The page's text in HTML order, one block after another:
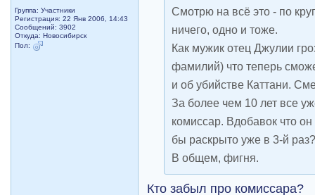
Группа: Участники
Регистрация: 22 Янв 2006, 14:43
Сообщений: 3902
Откуда: Новосибирск
Пол:
Смотрю на всё это - по
ничего, одно и тоже.
Как мужик отец Джулии
фамилий) что теперь
и об убийстве Каттани.
За более чем 10 лет все
комиссар. Вдобавок что
бы раскрыто уже в 3-й
В общем, фигня.
Кто забыл про комиссара?